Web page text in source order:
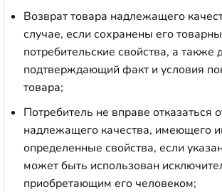
Возврат товара надлежащего
случае, если сохранены его
потребительские свойства, а также
подтверждающий факт и условия
товара;
Потребитель не вправе отказаться
надлежащего качества, имеющего
определенные свойства, если
может быть использован
приобретающим его человеком;